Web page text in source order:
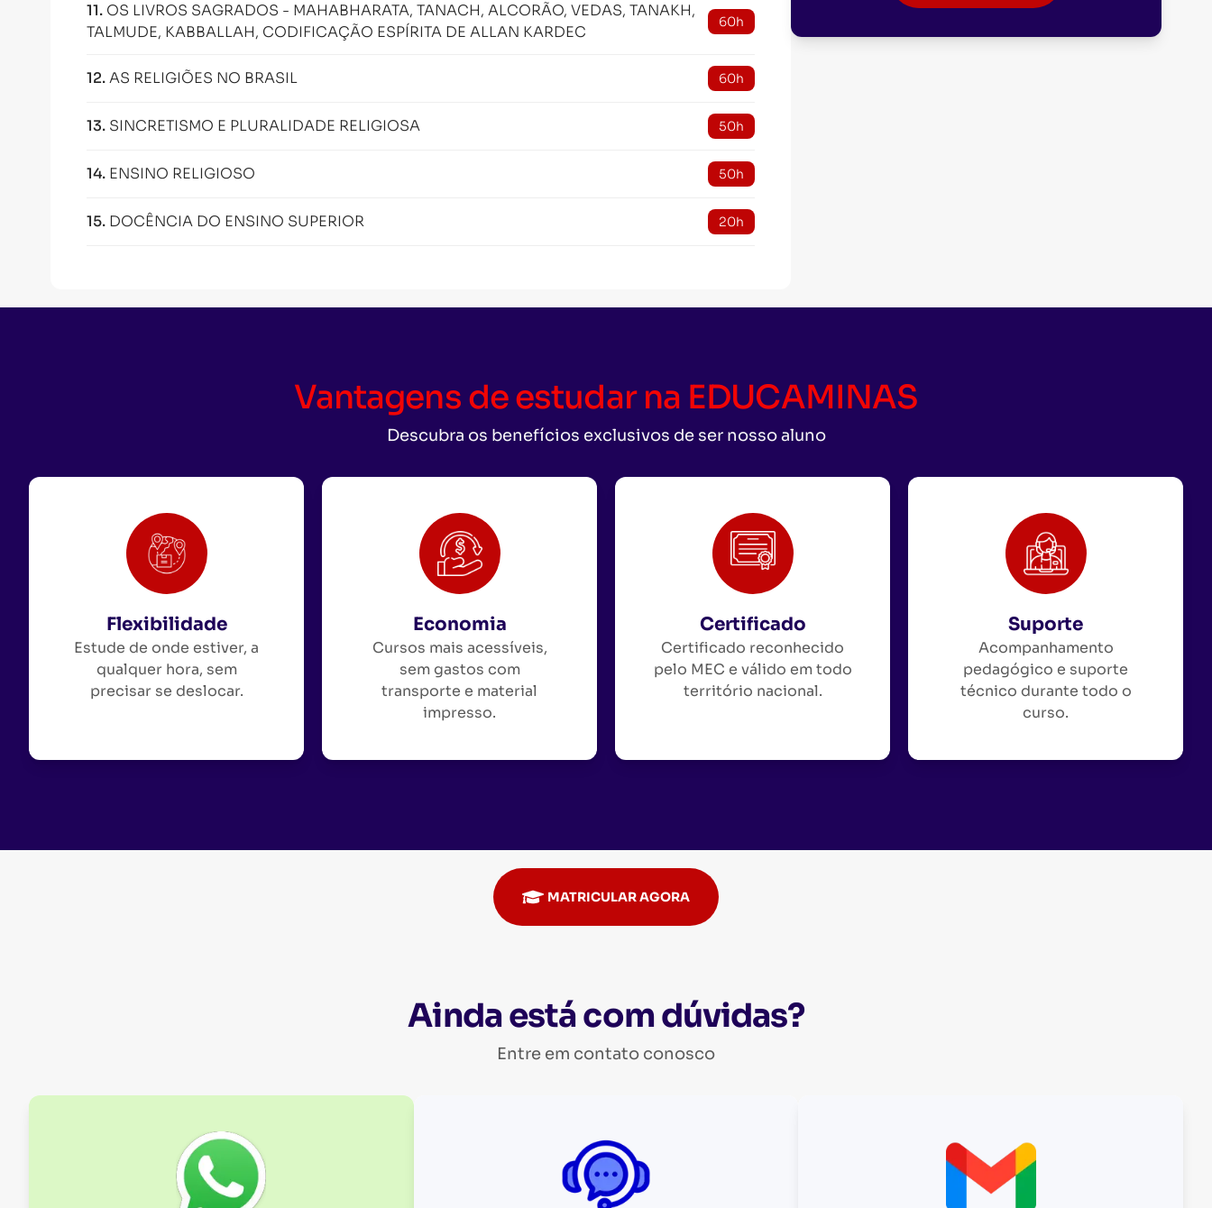
11. OS LIVROS SAGRADOS - MAHABHARATA, TANACH, ALCORÃO, VEDAS, TANAKH,
TALMUDE, KABBALLAH, CODIFICAÇÃO ESPÍRITA DE ALLAN KARDEC
60h
12.AS RELIGIÕES NO BRASIL 60h
13. SINCRETISMO E PLURALIDADE RELIGIOSA 50h
14. ENSINO RELIGIOSO 50h
15. DOCÊNCIA DO ENSINO SUPERIOR 20h
Vantagens de estudar na EDUCAMINAS
Descubra os benefícios exclusivos de ser nosso aluno
Flexibilidade
Estude de onde estiver, a
qualquer hora, sem
precisar se deslocar.
Economia
Cursos mais acessíveis,
sem gastos com
transporte e material
impresso.
Certificado
Certificado reconhecido
pelo MEC e válido em todo
território nacional.
Suporte
Acompanhamento
pedagógico e suporte
técnico durante todo o
curso.
MATRICULAR AGORA
Ainda está com dúvidas?
Entre em contato conosco